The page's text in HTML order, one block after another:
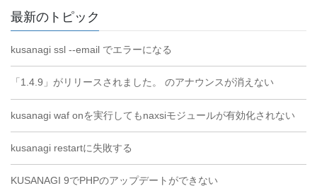
最新のトピック
kusanagi ssl --email でエラーになる
「1.4.9」がリリースされました。 のアナウンスが消えない
kusanagi waf onを実行してもnaxsiモジュールが有効化されない
kusanagi restartに失敗する
KUSANAGI 9でPHPのアップデートができない